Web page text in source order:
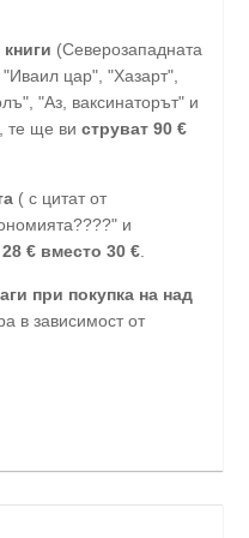
(Северозападната
цар", "Хазарт",
"Аз, ваксинаторът" и
те ще ви струват 90 €
( с цитат от
и
28 € вместо 30 €
при покупка на над
в зависимост от